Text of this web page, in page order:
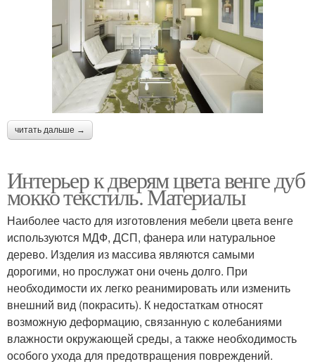
читать дальше →
Интерьер к дверям цвета венге дуб
мокко текстиль. Материалы
Наиболее часто для изготовления мебели цвета венге
используются МДФ, ДСП, фанера или натуральное
дерево. Изделия из массива являются самыми
дорогими, но прослужат они очень долго. При
необходимости их легко реанимировать или изменить
внешний вид (покрасить). К недостаткам относят
возможную деформацию, связанную с колебаниями
влажности окружающей среды, а также необходимость
особого ухода для предотвращения повреждений.